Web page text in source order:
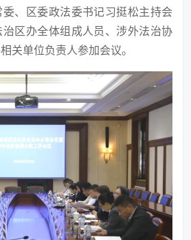
、区委政法委书记习挺松主持会
区办全体组成人员、涉外法治协
关单位负责人参加会议。